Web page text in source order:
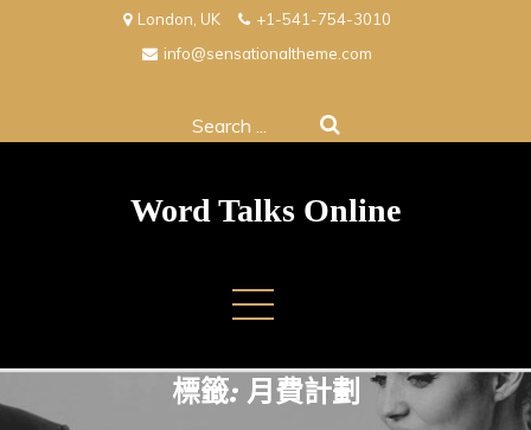
London, UK
+1-541-754-3010
info@sensationaltheme.com
Search
Word Talks Online
標籤: 月費計劃